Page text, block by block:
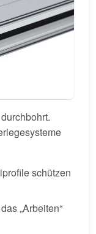
schützen
„Arbeiten“